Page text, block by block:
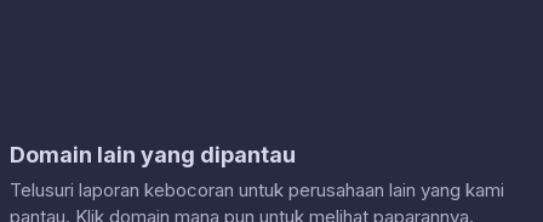
Domain lain yang dipantau
Telusuri laporan kebocoran untuk perusahaan lain yang kami
pantau. Klik domain mana pun untuk melihat paparannya.